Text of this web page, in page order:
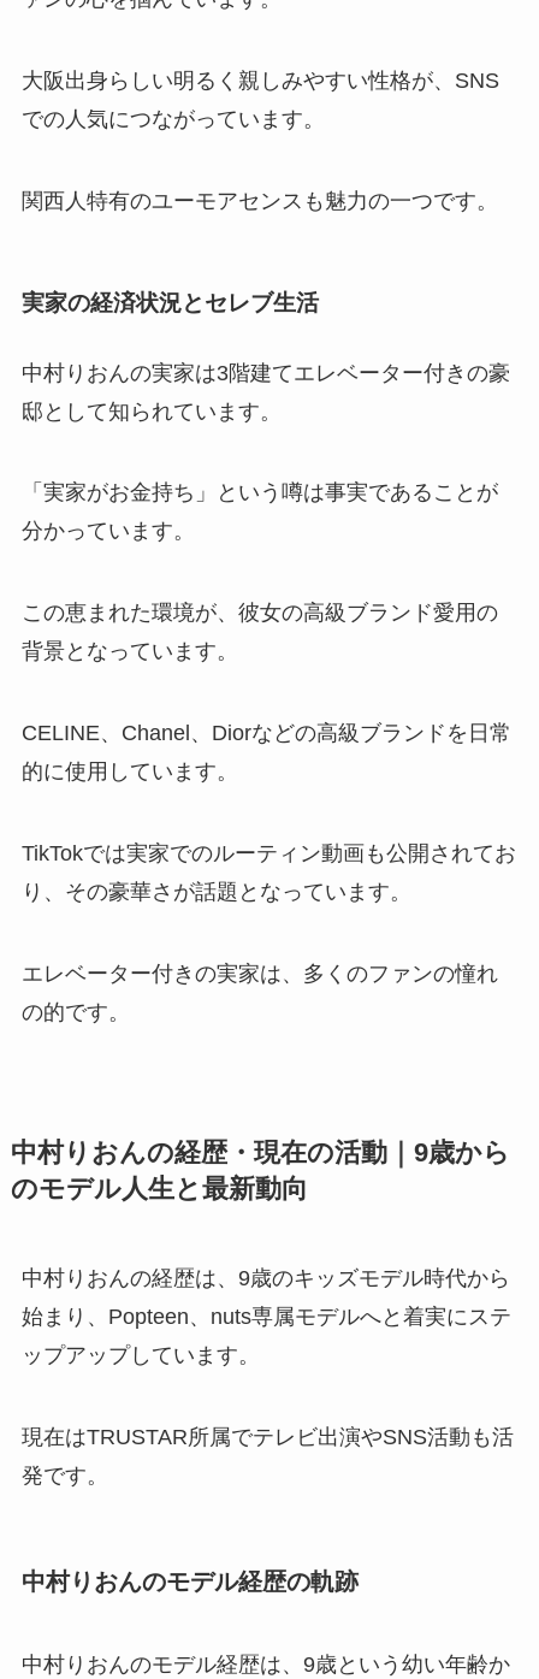
大阪出身らしい明るく親しみやすい性格が、SNS
での人気につながっています。
関西人特有のユーモアセンスも魅力の一つです。
実家の経済状況とセレブ生活
中村りおんの実家は3階建てエレベーター付きの豪
邸として知られています。
「実家がお金持ち」という噂は事実であることが
分かっています。
この恵まれた環境が、彼女の高級ブランド愛用の
背景となっています。
CELINE、Chanel、Diorなどの高級ブランドを日常
的に使用しています。
TikTokでは実家でのルーティン動画も公開されてお
り、その豪華さが話題となっています。
エレベーター付きの実家は、多くのファンの憧れ
の的です。
中村りおんの経歴・現在の活動｜9歳から
のモデル人生と最新動向
中村りおんの経歴は、9歳のキッズモデル時代から
始まり、Popteen、nuts専属モデルへと着実にステ
ップアップしています。
現在はTRUSTAR所属でテレビ出演やSNS活動も活
発です。
中村りおんのモデル経歴の軌跡
中村りおんのモデル経歴は、9歳という幼い年齢か